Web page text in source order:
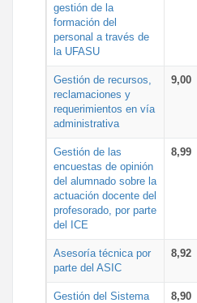
gestión de la
formación del
personal a través de
la UFASU
Gestión de recursos,
reclamaciones y
requerimientos en vía
administrativa
9,00
Gestión de las
encuestas de opinión
del alumnado sobre la
actuación docente del
profesorado, por parte
del ICE
8,99
Asesoría técnica por
parte del ASIC
8,92
Gestión del Sistema
8,90